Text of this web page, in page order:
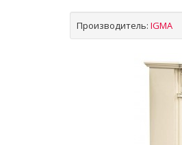
Производитель: IGMA